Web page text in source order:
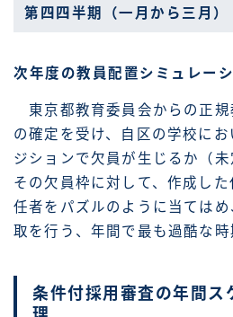
第四四半期（一月から三月）
次年度の教員配置シミュレー
東京都教育委員会からの正規
の確定を受け、自区の学校に
ジションで欠員が生じるか（未
その欠員枠に対して、作成し
任者をパズルのように当ては
取を行う、年間で最も過酷な時
条件付採用審査の年間ス